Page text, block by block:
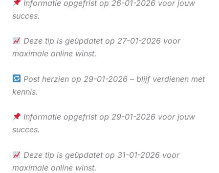
Informatie opgefrist op 26-01-2026 voor jouw
succes.
Deze tip is geüpdatet op 27-01-2026 voor
maximale online winst.
Post herzien op 29-01-2026 – blijf verdienen met
kennis.
Informatie opgefrist op 29-01-2026 voor jouw
succes.
Deze tip is geüpdatet op 31-01-2026 voor
maximale online winst.